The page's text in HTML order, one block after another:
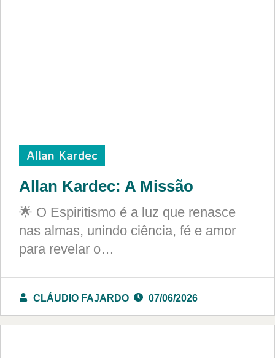
Allan Kardec
Allan Kardec: A Missão
🌟 O Espiritismo é a luz que renasce
nas almas, unindo ciência, fé e amor
para revelar o…
CLÁUDIO FAJARDO 07/06/2026